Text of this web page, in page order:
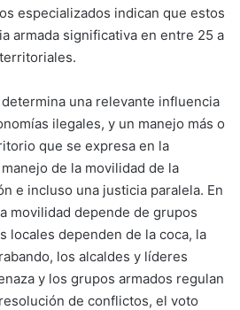
especializados indican que estos
armada significativa en entre 25 a
una relevante influencia
ilegales, y un manejo más o
que se expresa en la
de la movilidad de la
e incluso una justicia paralela. En
movilidad depende de grupos
locales dependen de la coca, la
los alcaldes y líderes
y los grupos armados regulan
de conflictos, el voto